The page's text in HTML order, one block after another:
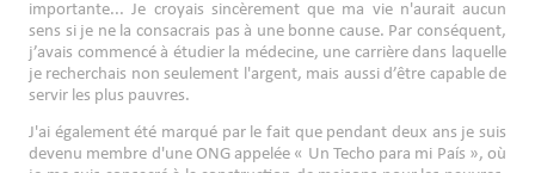
importante... Je croyais sincèrement que ma vie n'aurait aucun
sens si je ne la consacrais pas à une bonne cause. Par conséquent,
j’avais commencé à étudier la médecine, une carrière dans laquelle
je recherchais non seulement l'argent, mais aussi d’être capable de
servir les plus pauvres.
J'ai également été marqué par le fait que pendant deux ans je suis
devenu membre d'une ONG appelée « Un Techo para mi País », où